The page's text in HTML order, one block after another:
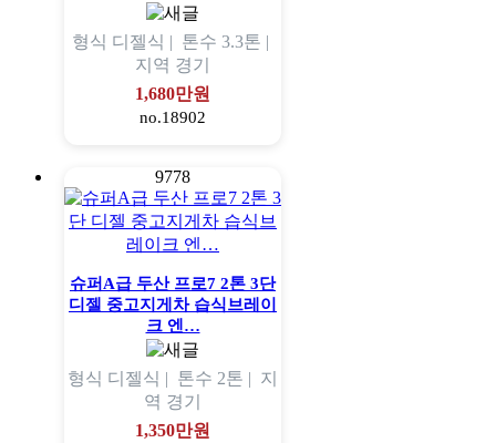
형식 디젤식 | 톤수 3.3톤 |
지역 경기
1,680만원
no.18902
9778
슈퍼A급 두산 프로7 2톤 3단
디젤 중고지게차 습식브레이
크 엔…
형식 디젤식 | 톤수 2톤 | 지
역 경기
1,350만원